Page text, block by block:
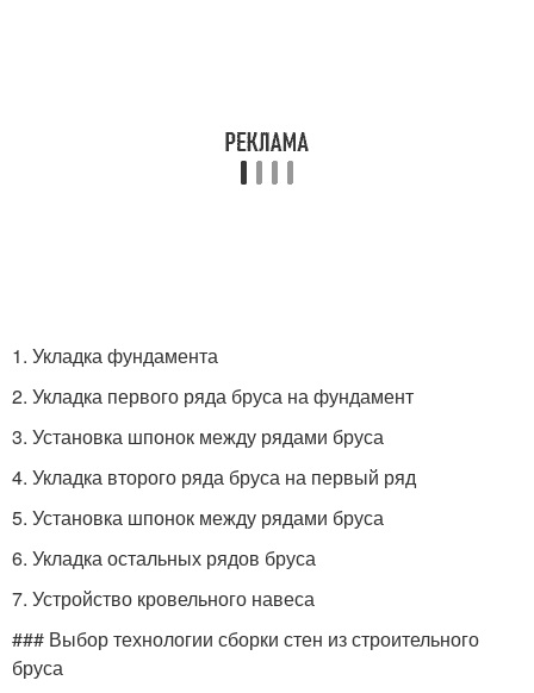
1. Укладка фундамента
2. Укладка первого ряда бруса на фундамент
3. Установка шпонок между рядами бруса
4. Укладка второго ряда бруса на первый ряд
5. Установка шпонок между рядами бруса
6. Укладка остальных рядов бруса
7. Устройство кровельного навеса
### Выбор технологии сборки стен из строительного
бруса